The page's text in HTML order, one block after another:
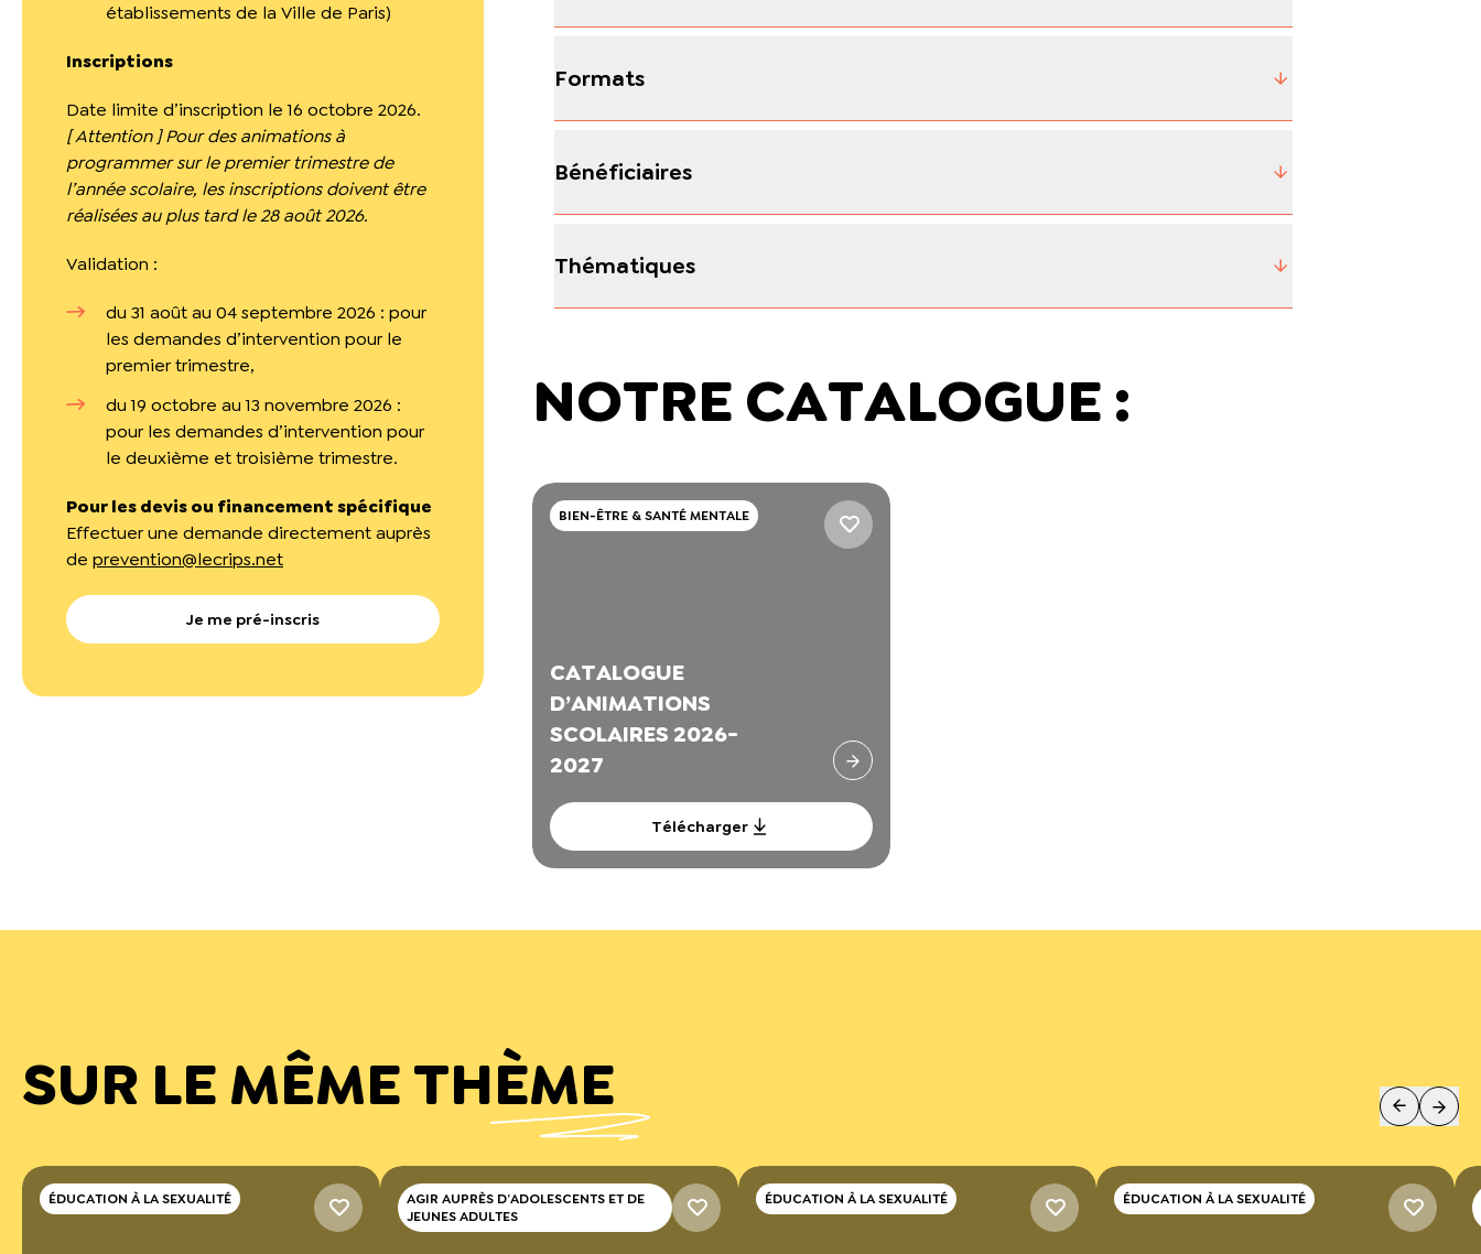
établissements de la Ville de Paris)
Inscriptions
Date limite d’inscription le 16 octobre 2026.
[ Attention ] Pour des animations à
programmer sur le premier trimestre de
l’année scolaire, les inscriptions doivent être
réalisées au plus tard le 28 août 2026.
Validation :
du 31 août au 04 septembre 2026 : pour
les demandes d’intervention pour le
premier trimestre,
du 19 octobre au 13 novembre 2026 :
pour les demandes d’intervention pour
le deuxième et troisième trimestre.
Pour les devis ou financement spécifique
Effectuer une demande directement auprès
de prevention@lecrips.net
Je me pré-inscris
Formats
Bénéficiaires
Thématiques
NOTRE CATALOGUE :
BIEN-ÊTRE & SANTÉ MENTALE
CATALOGUE
D’ANIMATIONS
SCOLAIRES 2026-
2027
Télécharger
SUR LE MÊME THÈME
ÉDUCATION À LA SEXUALITÉ
AGIR AUPRÈS D’ADOLESCENTS ET DE
JEUNES ADULTES
ÉDUCATION À LA SEXUALITÉ ÉDUCATION À LA SEXUALITÉ